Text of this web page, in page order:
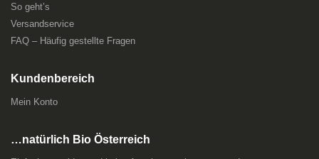
So geht’s
Versandservice
FAQ – Häufig gestellte Fragen
Kundenbereich
Mein Konto
…natürlich Bio Österreich